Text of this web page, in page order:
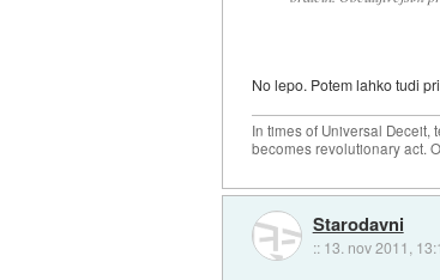
No lepo. Potem lahko tudi
In times of Universal Deceit,
becomes revolutionary act.
Starodavni
:: 13. nov 2011,